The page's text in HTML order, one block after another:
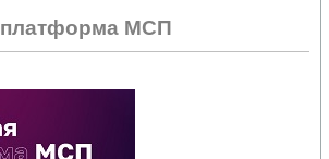
платформа МСП